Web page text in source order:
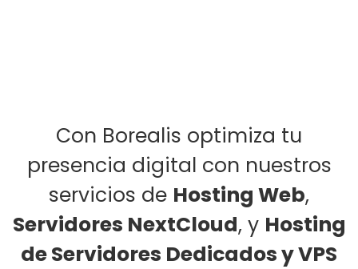
Con Borealis optimiza tu
presencia digital con nuestros
servicios de Hosting Web,
Servidores NextCloud, y Hosting
de Servidores Dedicados y VPS